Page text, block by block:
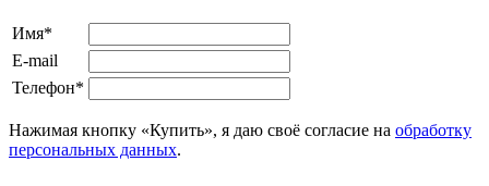
Имя*
E-mail
Телефон*
Нажимая кнопку «Купить», я даю своё согласие на обработку
персональных данных.